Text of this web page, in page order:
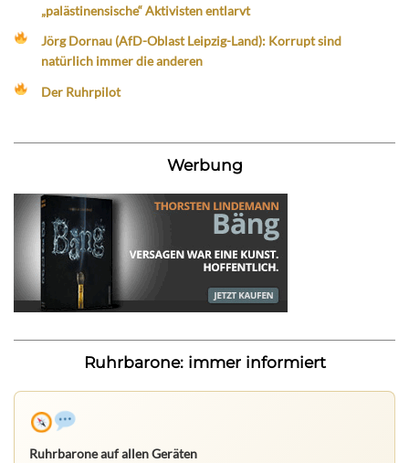
„palästinensische“ Aktivisten entlarvt
Jörg Dornau (AfD-Oblast Leipzig-Land): Korrupt sind
natürlich immer die anderen
Der Ruhrpilot
Werbung
Ruhrbarone: immer informiert
Ruhrbarone auf allen Geräten